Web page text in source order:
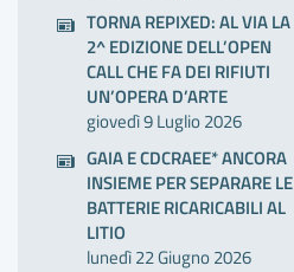
TORNA REPIXED: AL VIA LA
2^ EDIZIONE DELL’OPEN
CALL CHE FA DEI RIFIUTI
UN’OPERA D’ARTE
giovedì 9 Luglio 2026
GAIA E CDCRAEE* ANCORA
INSIEME PER SEPARARE LE
BATTERIE RICARICABILI AL
LITIO
lunedì 22 Giugno 2026